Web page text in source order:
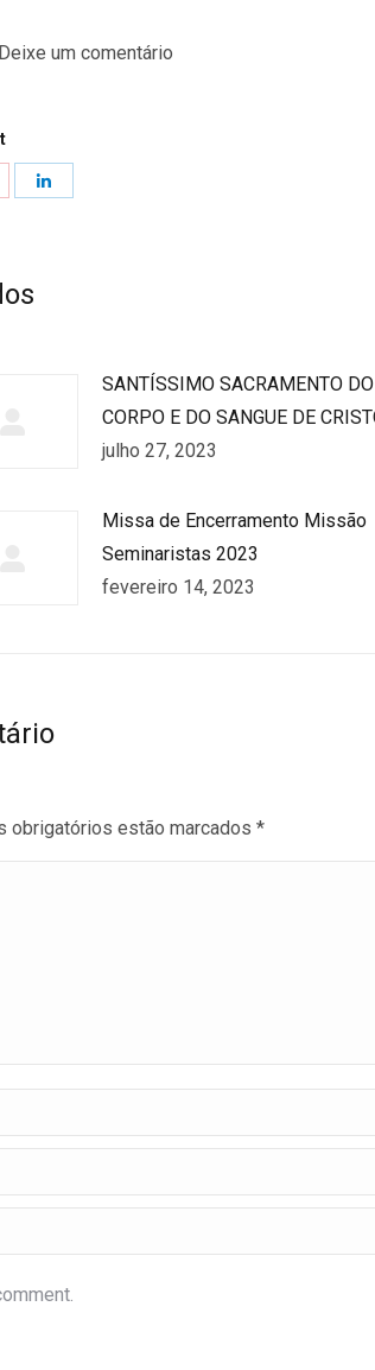
Deixe um comentário
SANTÍSSIMO SACRAMENTO DO
CORPO E DO SANGUE DE
julho 27, 2023
Missa de Encerramento Missão
Seminaristas 2023
fevereiro 14, 2023
obrigatórios estão marcados *